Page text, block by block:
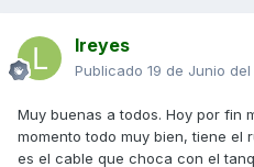
lreyes
Publicado 19 de Junio del
Muy buenas a todos. Hoy por fin
momento todo muy bien, tiene el
es el cable que choca con el